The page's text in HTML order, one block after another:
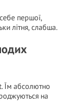
першої,
літня, слабша.
Їм абсолютно
на